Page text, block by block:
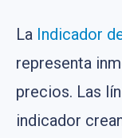
La Indicador
representa
precios. Las
indicador